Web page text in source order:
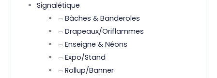
Signalétique
Bâches & Banderoles
Drapeaux/Oriflammes
Enseigne & Néons
Expo/Stand
Rollup/Banner